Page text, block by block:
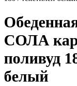
СОЛА
поливуд
белый